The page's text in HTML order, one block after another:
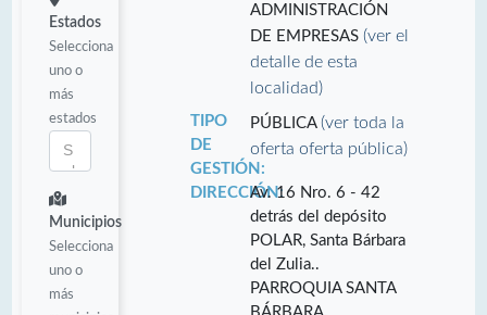
Estados
Selecciona
uno o
más
estados
Municipios
Selecciona
uno o
más
ADMINISTRACIÓN
DE EMPRESAS(ver el
detalle de esta
localidad)
TIPO
DE
GESTIÓN:
PÚBLICA(ver toda la
oferta oferta pública)
DIRECCIÓN:Av. 16 Nro. 6 - 42
detrás del depósito
POLAR, Santa Bárbara
del Zulia..
PARROQUIA SANTA